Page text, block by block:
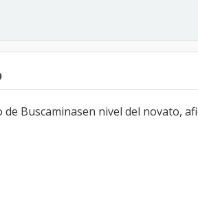
de Buscaminasen nivel del novato,